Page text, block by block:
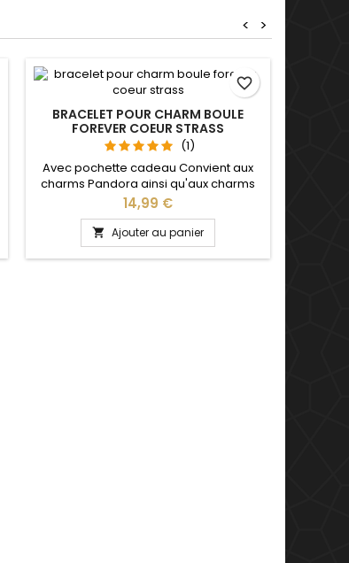
>
<
BRACELET POUR CHARM BOULE
FOREVER COEUR STRASS
(1)
Avec pochette cadeau Convient aux
charms Pandora ainsi qu'aux charms
de notre site idéal pour : Noël, Saint
Valentin, anniversaire, cadeau, fête
Plusieurs tailles disponible : 17, 18, 19, 20
cm Pour la dimensions nous
conseillons 2cm en plus par rapport à
Prix
14,99 €
 Ajouter au panier
favorite_border